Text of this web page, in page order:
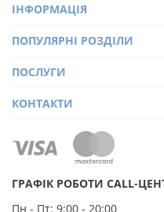
ІНФОРМАЦІЯ
ПОПУЛЯРНІ РОЗДІЛИ
ПОСЛУГИ
ГРАФІК РОБОТИ CALL-
Пн - Пт: 9:00 - 20:00
КОНТАКТИ